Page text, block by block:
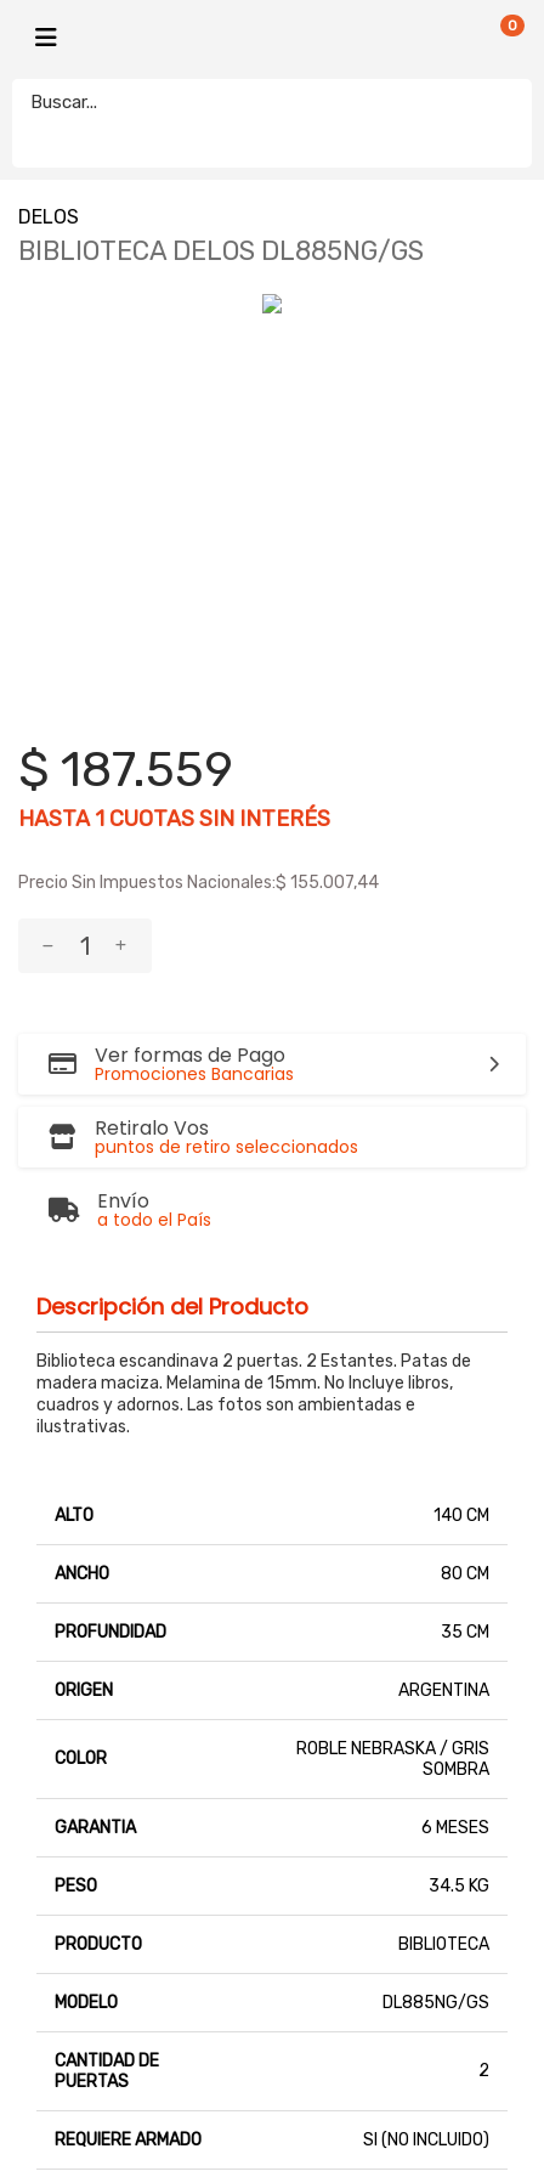
0
DELOS
BIBLIOTECA DELOS DL885NG/GS
$ 187.559
HASTA1 CUOTAS SIN INTERÉS
Precio Sin Impuestos Nacionales:$ 155.007,44
Ver formas de Pago
Promociones Bancarias
Retiralo Vos
puntos de retiro seleccionados
Envío
a todo el País
Descripción del Producto
Biblioteca escandinava 2 puertas. 2 Estantes. Patas de
madera maciza. Melamina de 15mm. No Incluye libros,
cuadros y adornos. Las fotos son ambientadas e
ilustrativas.
ALTO 140 CM
ANCHO 80 CM
PROFUNDIDAD 35 CM
ORIGEN ARGENTINA
COLOR
ROBLE NEBRASKA / GRIS
SOMBRA
GARANTIA 6 MESES
PESO 34.5 KG
PRODUCTO BIBLIOTECA
MODELO DL885NG/GS
CANTIDAD DE
PUERTAS
2
REQUIERE ARMADO SI (NO INCLUIDO)